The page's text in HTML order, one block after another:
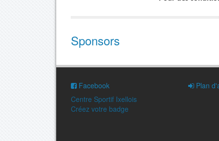
Sponsors
Facebook
Centre Sportif Ixellois
Créez votre badge
Plan